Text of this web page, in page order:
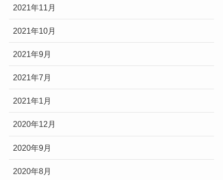
2021年11月
2021年10月
2021年9月
2021年7月
2021年1月
2020年12月
2020年9月
2020年8月